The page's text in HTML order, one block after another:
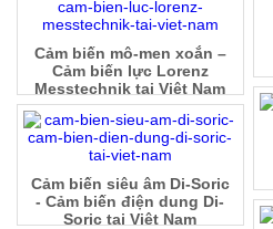
Cảm biến mô-men xoắn –
Cảm biến lực Lorenz
Messtechnik tại Việt Nam
Cảm biến siêu âm Di-Soric
- Cảm biến điện dung Di-
Soric tại Việt Nam